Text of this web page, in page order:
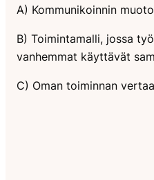
A) Kommunikoinnin
B) Toimintamalli, jossa
vanhemmat käyttävät
C) Oman toiminnan